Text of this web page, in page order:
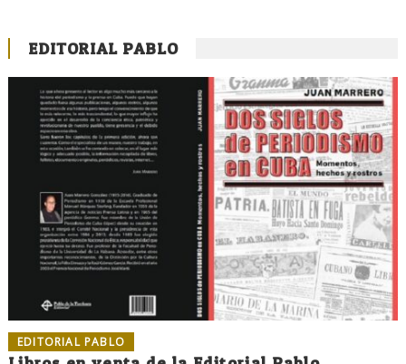
EDITORIAL PABLO
EDITORIAL PABLO